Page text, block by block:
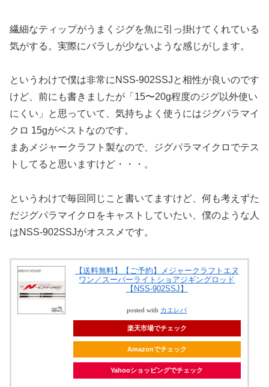
繊細なティップがうまくジグを魚に引っ掛けてくれている
気がする。実際にバラしが少ないような感じがします。
というわけで僕は非常にNSS-902SSJと相性が良いのです
けど、前にも書きましたが「15〜20g程度のジグ以外使い
にくい」と思っていて、気持ちよく使うにはジグパラマイ
クロ 15gがベストなのです。
まあメジャークラフト製なので、ジグパラマイクロでテス
トしてると思いますけど・・・。
というわけで毎回同じこと書いてますけど、何も考えずた
だジグパラマイクロをキャストしていたい、僕のような人
はNSS-902SSJがオススメです。
【送料無料】【ご予約】メジャークラフトエヌ
ワン／スーパーライトショアジギングロッド
【NSS-902SSJ】
posted with カエレバ
楽天市場でチェック
Amazonでチェック
Yahooショッピングでチェック